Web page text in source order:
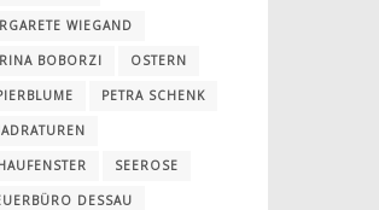
WIEGAND
BOBORZI OSTERN
PETRA SCHENK
SEEROSE
DESSAU